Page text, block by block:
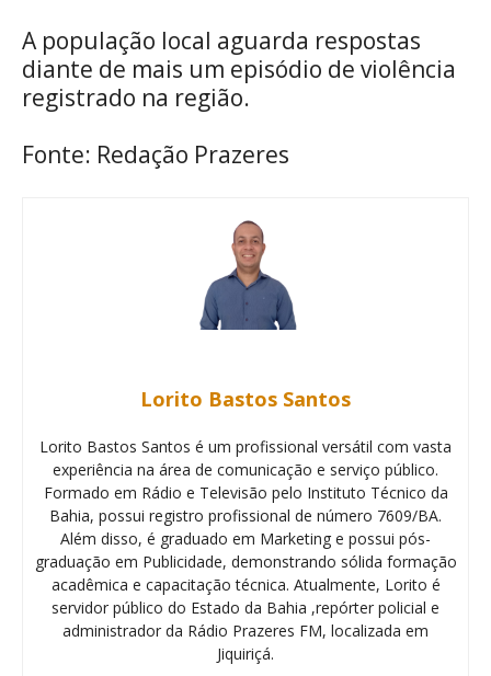
A população local aguarda respostas
diante de mais um episódio de violência
registrado na região.
Fonte: Redação Prazeres
Lorito Bastos Santos
Lorito Bastos Santos é um profissional versátil com vasta
experiência na área de comunicação e serviço público.
Formado em Rádio e Televisão pelo Instituto Técnico da
Bahia, possui registro profissional de número 7609/BA.
Além disso, é graduado em Marketing e possui pós-
graduação em Publicidade, demonstrando sólida formação
acadêmica e capacitação técnica. Atualmente, Lorito é
servidor público do Estado da Bahia ,repórter policial e
administrador da Rádio Prazeres FM, localizada em
Jiquiriçá.